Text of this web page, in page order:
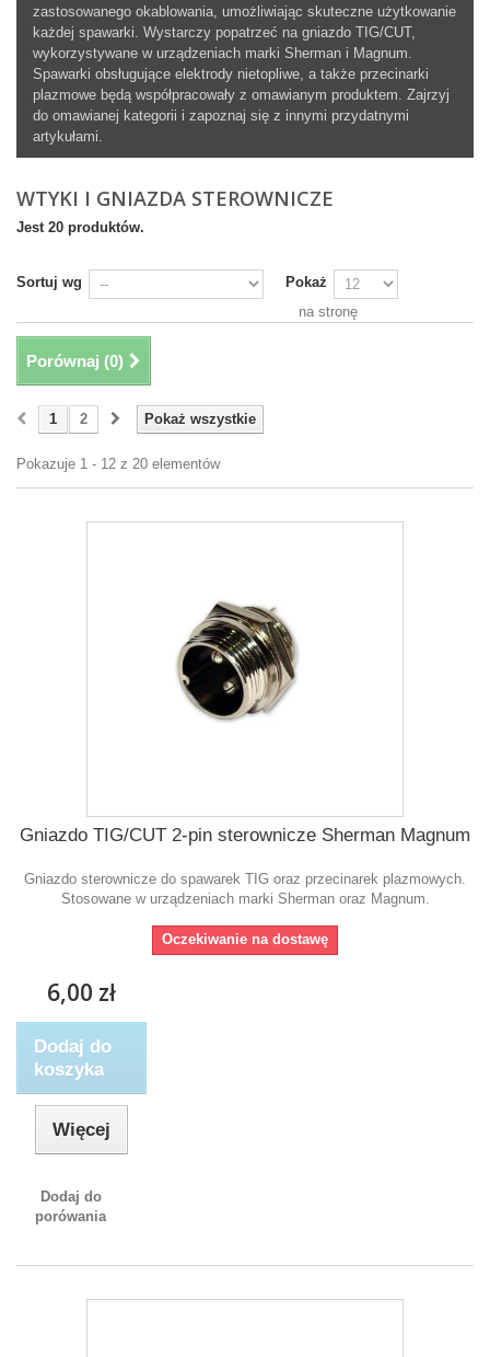
zastosowanego okablowania, umożliwiając skuteczne użytkowanie
każdej spawarki. Wystarczy popatrzeć na gniazdo TIG/CUT,
wykorzystywane w urządzeniach marki Sherman i Magnum.
Spawarki obsługujące elektrody nietopliwe, a także przecinarki
plazmowe będą współpracowały z omawianym produktem. Zajrzyj
do omawianej kategorii i zapoznaj się z innymi przydatnymi
artykułami.
WTYKI I GNIAZDA STEROWNICZE
Jest 20 produktów.
Sortuj wg
Pokaż
na stronę
Porównaj (0)
Pokaż wszystkie
1 2
Pokazuje 1 - 12 z 20 elementów
Gniazdo TIG/CUT 2-pin sterownicze Sherman Magnum
Gniazdo sterownicze do spawarek TIG oraz przecinarek plazmowych .
Stosowane w urządzeniach marki Sherman oraz Magnum.
Oczekiwanie na dostawę
6,00 zł
Dodaj do
koszyka
Więcej
Dodaj do
porówania